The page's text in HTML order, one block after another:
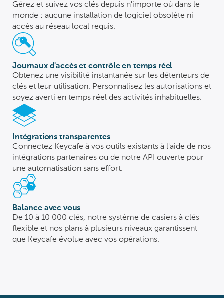
Gérez et suivez vos clés depuis n'importe où dans le
monde : aucune installation de logiciel obsolète ni
accès au réseau local requis.
Journaux d'accès et contrôle en temps réel
Obtenez une visibilité instantanée sur les détenteurs de
clés et leur utilisation. Personnalisez les autorisations et
soyez averti en temps réel des activités inhabituelles.
Intégrations transparentes
Connectez Keycafe à vos outils existants à l'aide de nos
intégrations partenaires ou de notre API ouverte pour
une automatisation sans effort.
Balance avec vous
De 10 à 10 000 clés, notre système de casiers à clés
flexible et nos plans à plusieurs niveaux garantissent
que Keycafe évolue avec vos opérations.